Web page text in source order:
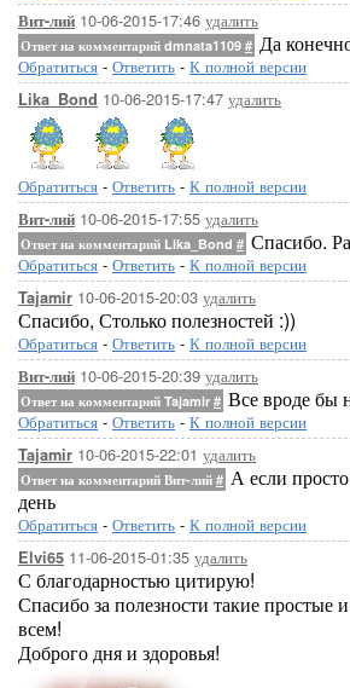
Вит-лий 10-06-2015-17:46 удалить
Ответ на комментарий dmnata1109 # Да
Обратиться - Ответить - К полной версии
Lika_Bond 10-06-2015-17:47 удалить
Обратиться - Ответить - К полной версии
Вит-лий 10-06-2015-17:55 удалить
Ответ на комментарий Lika_Bond # Спасибо.
Обратиться - Ответить - К полной версии
Tajamir 10-06-2015-20:03 удалить
Спасибо, Столько полезностей :))
Обратиться - Ответить - К полной версии
Вит-лий 10-06-2015-20:39 удалить
Ответ на комментарий Tajamir # Все вроде бы
Обратиться - Ответить - К полной версии
Tajamir 10-06-2015-22:01 удалить
Ответ на комментарий Вит-лий # А если
день
Обратиться - Ответить - К полной версии
Elvi65 11-06-2015-01:35 удалить
С благодарностью цитирую!
Спасибо за полезности такие
всем!
Доброго дня и здоровья!